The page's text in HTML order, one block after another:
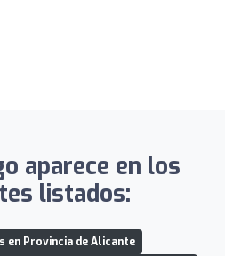
aparece en los
listados:
en Provincia de Alicante